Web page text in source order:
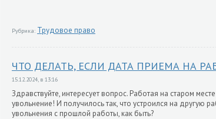
Рубрика: Трудовое право
ЧТО ДЕЛАТЬ, ЕСЛИ ДАТА ПРИЕМА НА
15.12.2024, в 13:16
Здравствуйте, интересует вопрос. Работая на старом
увольнение! И получилось так, что устроился на другую
увольнения с прошлой работы, как быть?